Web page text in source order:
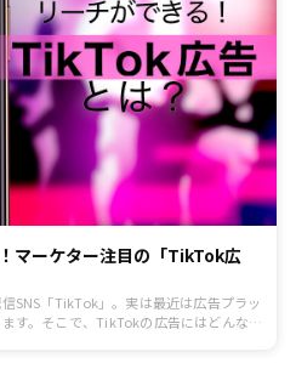
マーケター注目の「TikTok広
SNS「TikTok」。実は最近は広告プラッ
す。そこで、TikTokの広告にはどんな種